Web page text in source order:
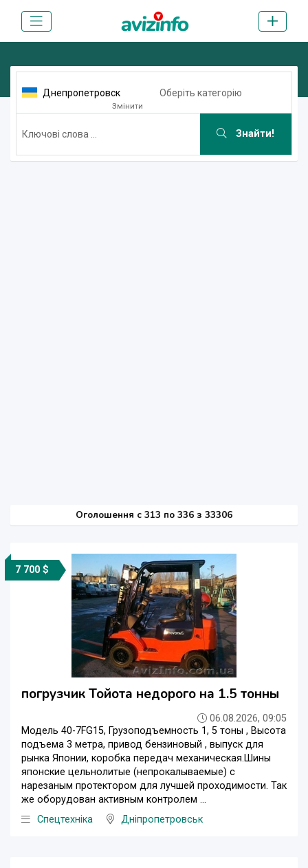
Днепропетровск
Змінити
Оберіть категорію
Знайти!
Оголошення c 313 по 336 з 33306
7 700 $
погрузчик Тойота недорого на 1.5 тонны
06.08.2026, 09:05
Модель 40-7FG15, Грузоподъемность 1, 5 тоны , Высота
подъема 3 метра, привод бензиновый , выпуск для
рынка Японии, коробка передач механическая.Шины
японские цельнолитые (непрокалываемые) с
нарезаным протектором для лучшей проходимости. Так
же оборудован активным контролем ...
Спецтехніка
Дніпропетровськ